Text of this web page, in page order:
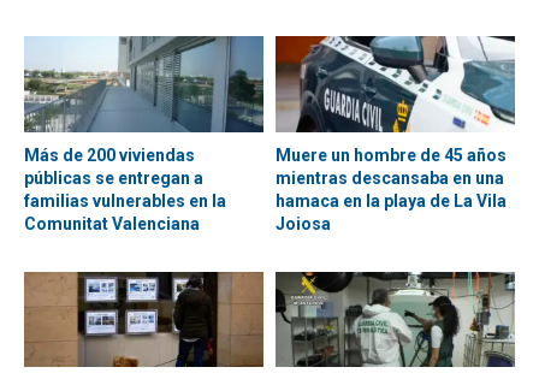
Más de 200 viviendas
públicas se entregan a
familias vulnerables en la
Comunitat Valenciana
Muere un hombre de 45 años
mientras descansaba en una
hamaca en la playa de La Vila
Joiosa